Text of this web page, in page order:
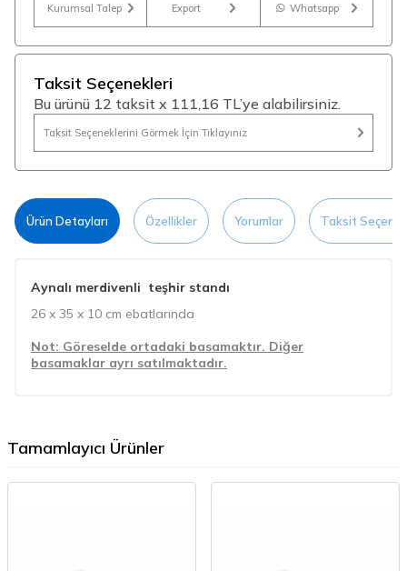
Kurumsal Talep Export Whatsapp
Taksit Seçenekleri
Bu ürünü 12 taksit x 111,16 TL’ye alabilirsiniz.
Taksit Seçeneklerini Görmek İçin Tıklayınız
Ürün Detayları Özellikler Yorumlar Taksit
Aynalı merdivenli teşhir standı
26 x 35 x 10 cm ebatlarında
Not: Göreselde ortadaki basamaktır. Diğer
basamaklar ayrı satılmaktadır.
Tamamlayıcı Ürünler